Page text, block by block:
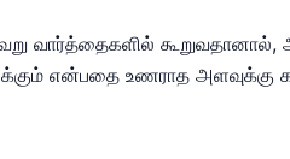
வார்த்தைகளில்
என்பதை உணராத அளவுக்கு